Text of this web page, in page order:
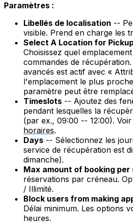
Paramètres :
Libellés de localisation --
visible. Prend en charge les
Select A Location for
Choisissez quel
commandes de
avancés est actif avec «
l'emplacement le plus
paramètre peut être
Timeslots -- Ajoutez des
pendant lesquelles la
(par ex., 09:00 -- 12:00). Voir
horaires.
Days -- Sélectionnez les
service de récupération est
dimanche).
Max amount of booking per
réservations par créneau.
/ Illimité.
Block users from making
Délai minimum. Les options
heures.